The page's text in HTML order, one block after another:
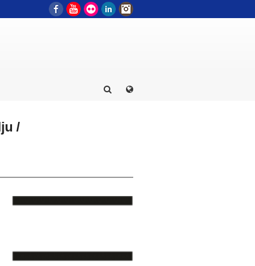
FacebookYouTube
Flickr LinkedIn
/